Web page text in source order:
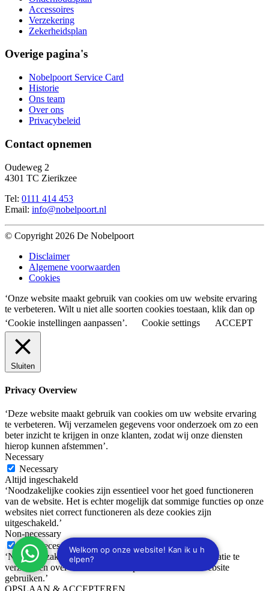
Accessoires
Verzekering
Zekerheidsplan
Overige pagina's
Nobelpoort Service Card
Historie
Ons team
Over ons
Privacybeleid
Contact opnemen
Oudeweg 2
4301 TC Zierikzee
Tel: 0111 414 453
Email: info@nobelpoort.nl
© Copyright 2026 De Nobelpoort
Disclaimer
Algemene voorwaarden
Cookies
‘Onze website maakt gebruik van cookies om uw website ervaring
te verbeteren. Wilt u niet alle soorten cookies toestaan, klik dan op
‘Cookie instellingen aanpassen’.
Cookie settings ACCEPT
Sluiten
Privacy Overview
‘Deze website maakt gebruik van cookies om uw website ervaring
te verbeteren. Wij verzamelen gegevens voor onderzoek om zo een
beter inzicht te krijgen in onze klanten, zodat wij onze diensten
hierop kunnen afstemmen’.
Necessary
Necessary
Altijd ingeschakeld
‘Noodzakelijke cookies zijn essentieel voor het goed functioneren
van de website. Het is echter mogelijk dat sommige functies op onze
websites niet correct functioneren als deze cookies zijn
uitgeschakeld.’
Non-necessary
Non-necessary
‘Niet noodzakelijke cookies worden gebruikt om informatie te
verzamelen over de manier waarop bezoekers onze website
gebruiken.’